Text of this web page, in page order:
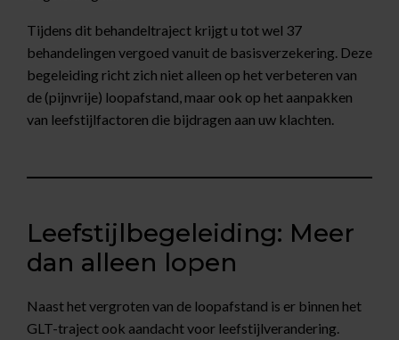
Tijdens dit behandeltraject krijgt u tot wel 37
behandelingen vergoed vanuit de basisverzekering. Deze
begeleiding richt zich niet alleen op het verbeteren van
de (pijnvrije) loopafstand, maar ook op het aanpakken
van leefstijlfactoren die bijdragen aan uw klachten.
Leefstijlbegeleiding: Meer
dan alleen lopen
Naast het vergroten van de loopafstand is er binnen het
GLT-traject ook aandacht voor leefstijlverandering.